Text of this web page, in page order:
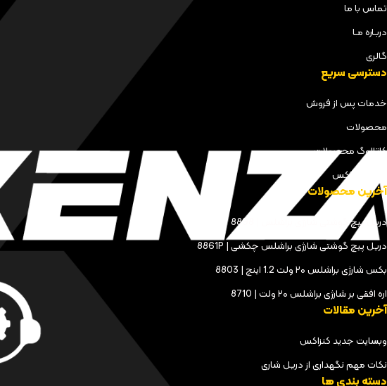
تماس با ما
دربـاره مـا
گالری
دسترسی سریع
خدمات پس از فروش
محصولات
کاتالوگ محصولات
مجله کنزاکس
آخرین محصولات
دریل پیچ گوشتی شارژی براشلس | 8898
دریل پیچ گوشتی شارژی براشلس چکشی | 8861P
بکس شارژی براشلس ۲۰ ولت 1.2 اینچ | 8803
اره افقی بر شارژی براشلس ۲۰ ولت | 8710
آخرین مقالات
وبسایت جدید کنزاکس
نکات مهم نگهداری از دریل شاری
دسته بندی ها